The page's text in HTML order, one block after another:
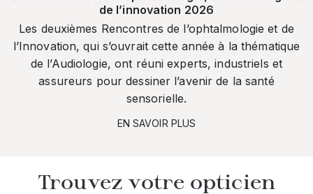
de l’innovation 2026
Les deuxièmes Rencontres de l’ophtalmologie et de
l’Innovation, qui s’ouvrait cette année à la thématique
de l’Audiologie, ont réuni experts, industriels et
assureurs pour dessiner l’avenir de la santé
sensorielle.
EN SAVOIR PLUS
Trouvez votre opticien